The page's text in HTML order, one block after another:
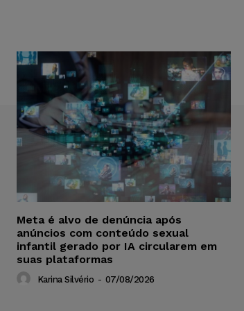
Meta é alvo de denúncia após
anúncios com conteúdo sexual
infantil gerado por IA circularem em
suas plataformas
Karina Silvério - 07/08/2026